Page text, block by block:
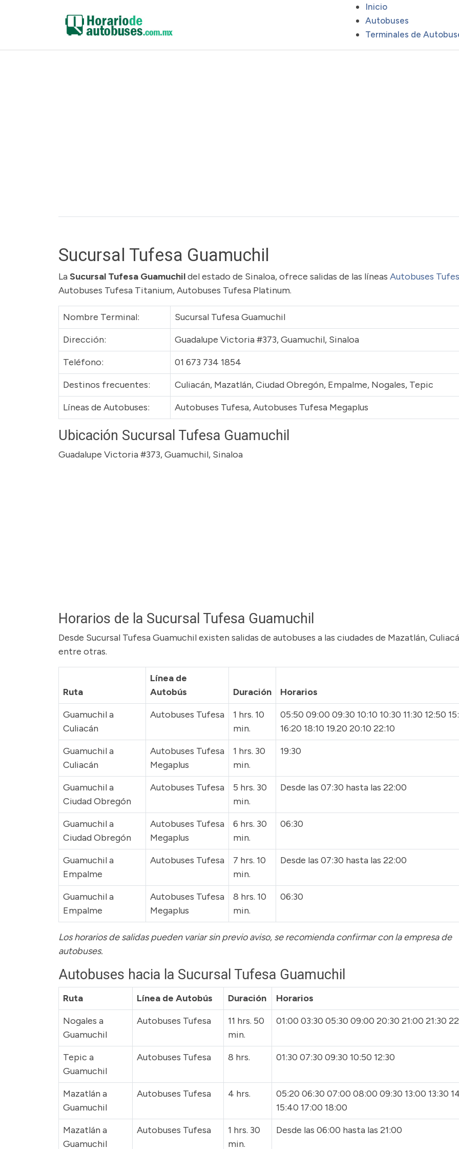
Inicio
Autobuses
Terminales de
Sucursal Tufesa Guamuchil
LaSucursal Tufesa Guamuchildel estado de Sinaloa, ofrece salidas de las líneas Autobuses
Autobuses Tufesa Titanium, Autobuses Tufesa Platinum.
Nombre Terminal:
Sucursal Tufesa Guamuchil
Dirección:
Guadalupe Victoria #373, Guamuchil, Sinaloa
Teléfono:
01 673 734 1854
Destinos frecuentes:
Culiacán, Mazatlán, Ciudad Obregón, Empalme, Nogales, Tepic
Líneas de Autobuses:
Autobuses Tufesa, Autobuses Tufesa Megaplus
Ubicación Sucursal Tufesa Guamuchil
Guadalupe Victoria #373, Guamuchil, Sinaloa
Horarios de la Sucursal Tufesa Guamuchil
Desde Sucursal Tufesa Guamuchil existen salidas de autobuses a las ciudades de Mazatlán,
entre otras.
Ruta
Línea de
Autobús
Duración
Horarios
Guamuchil a
Culiacán
Autobuses Tufesa
1 hrs. 10
min.
05:50 09:00 09:30 10:10 10:30 11:30 12:50
16:20 18:10 19.20 20:10 22:10
Guamuchil a
Culiacán
Autobuses Tufesa
Megaplus
1 hrs. 30
min.
19:30
Guamuchil a
Ciudad Obregón
Autobuses Tufesa
5 hrs. 30
min.
Desde las 07:30 hasta las 22:00
Guamuchil a
Ciudad Obregón
Autobuses Tufesa
Megaplus
6 hrs. 30
min.
06:30
Guamuchil a
Empalme
Autobuses Tufesa
7 hrs. 10
min.
Desde las 07:30 hasta las 22:00
Guamuchil a
Empalme
Autobuses Tufesa
Megaplus
8 hrs. 10
min.
06:30
Los horarios de salidas pueden variar sin previo aviso, se recomienda confirmar con la empresa de
autobuses.
Autobuses hacia la Sucursal Tufesa Guamuchil
Ruta Línea de Autobús Duración
Horarios
Nogales a
Guamuchil
Autobuses Tufesa
11 hrs. 50
min.
01:00 03:30 05:30 09:00 20:30 21:00 21:30
Tepic a
Guamuchil
Autobuses Tufesa 8 hrs. 01:30 07:30 09:30 10:50 12:30
Mazatlán a
Guamuchil
Autobuses Tufesa 4 hrs.
05:20 06:30 07:00 08:00 09:30 13:00 13:30
15:40 17:00 18:00
Mazatlán a
Guamuchil
Autobuses Tufesa
1 hrs. 30
min.
Desde las 06:00 hasta las 21:00